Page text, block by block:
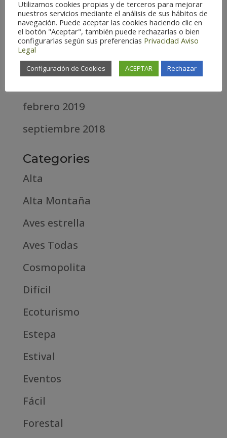
febrero 2021
diciembre 2020
abril 2020
febrero 2019
septiembre 2018
Categories
Alta
Alta Montaña
Aves estrella
Aves Todas
Cosmopolita
Difícil
Ecoturismo
Estepa
Estival
Eventos
Fácil
Forestal
Utilizamos cookies propias y de terceros para mejorar
nuestros servicios mediante el análisis de sus hábitos de
navegación. Puede aceptar las cookies haciendo clic en
el botón "Aceptar", también puede rechazarlas o bien
configurarlas según sus preferencias Privacidad Aviso
Legal
Configuración de Cookies ACEPTAR Rechazar